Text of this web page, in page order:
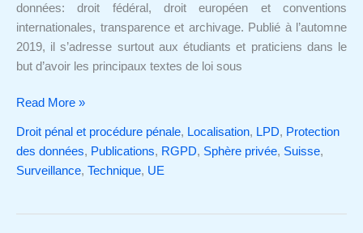
données: droit fédéral, droit européen et conventions
internationales, transparence et archivage. Publié à l’automne
2019, il s’adresse surtout aux étudiants et praticiens dans le
but d’avoir les principaux textes de loi sous
Read More »
Droit pénal et procédure pénale, Localisation, LPD, Protection
des données, Publications, RGPD, Sphère privée, Suisse,
Surveillance, Technique, UE